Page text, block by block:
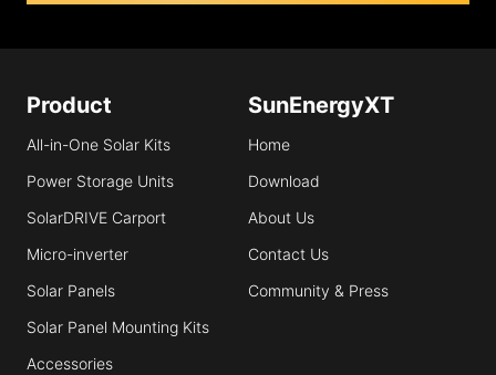
Product
All-in-One Solar Kits
Power Storage Units
SolarDRIVE Carport
Micro-inverter
Solar Panels
Solar Panel Mounting Kits
Accessories
SunEnergyXT
Home
Download
About Us
Contact Us
Community & Press